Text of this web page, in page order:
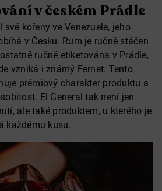
v českém Prádle
své kořeny ve Venezuele, jeho
v Česku. Rum je ručně stáčen
ručně etiketována v Prádle,
vzniká i známý Fernet. Tento
prémiový charakter produktu a
El General tak není jen
ale také produktem, u kterého je
každému kusu.